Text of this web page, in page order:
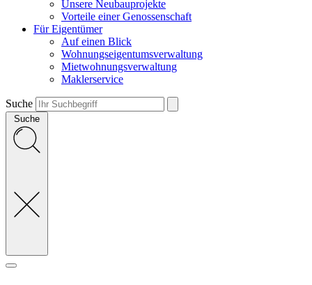
Unsere Neubauprojekte
Vorteile einer Genossenschaft
Für Eigentümer
Auf einen Blick
Wohnungseigentumsverwaltung
Mietwohnungsverwaltung
Maklerservice
Suche
Suche